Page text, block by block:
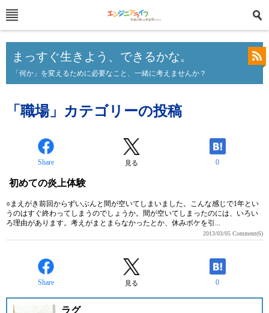
まっすぐ生きよう、できるかな。
「何か」を変えるために必要なこと、一緒に考えませんか？
「職場」カテゴリーの投稿
Share 見る 0
初めての炎上体験
○まえがき前回からずいぶんと間が空いてしまいました。こんな感じで1年とい
うのはすぐ終わってしまうのでしょうか。間が空いてしまったのには、いろい
ろ理由があります。考えがまとまらなかったとか、休みボケを引...
2013/03/05 Comment(6)
Share 見る 0
ラグ